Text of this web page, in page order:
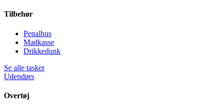
Tilbehør
Penalhus
Madkasse
Drikkedunk
Se alle tasker
Udendørs
Overtøj